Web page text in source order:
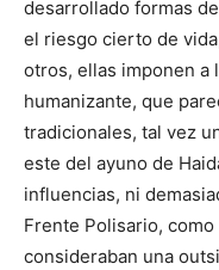
desarrollado formas
el riesgo cierto de
otros, ellas imponen a
humanizante, que
tradicionales, tal vez
este del ayuno de
influencias, ni
Frente Polisario,
consideraban una